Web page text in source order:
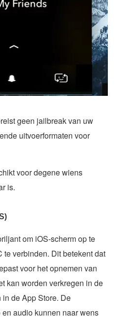
geen jailbreak van uw
uitvoerformaten voor
voor degene wiens
is.
om iOS-scherm op te
te verbinden. Dit betekent dat
voor het opnemen van
kan worden verkregen in de
de App Store. De
audio kunnen naar wens